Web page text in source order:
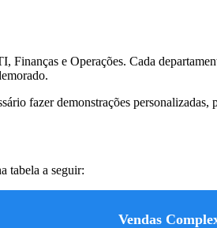
e Operações. Cada
fazer demonstrações
tabela a seguir:
Vendas